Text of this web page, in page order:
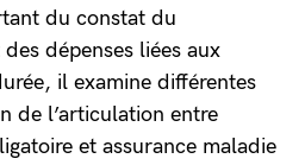
du constat du
dépenses liées aux
il examine différentes
de l’articulation entre
et assurance maladie